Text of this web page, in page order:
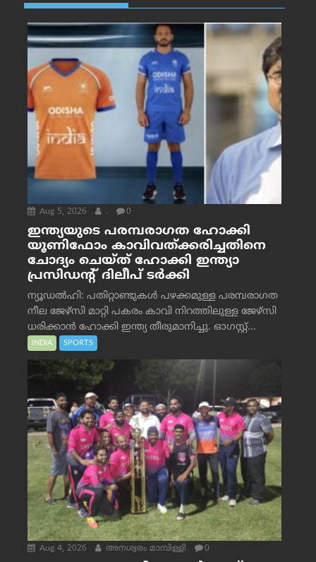
Aug 5, 2026 . 0
ഇന്ത്യയുടെ പരമ്പരാഗത ഹോക്കി
യൂണിഫോം കാവിവത്ക്കരിച്ചതിനെ
ചോദ്യം ചെയ്ത് ഹോക്കി ഇന്ത്യാ
പ്രസിഡന്റ് ദിലീപ് ടര്‍ക്കി
ന്യൂഡൽഹി: പതിറ്റാണ്ടുകൾ പഴക്കമുള്ള പരമ്പരാഗത
നീല ജേഴ്‌സി മാറ്റി പകരം കാവി നിറത്തിലുള്ള ജേഴ്‌സി
ധരിക്കാൻ ഹോക്കി ഇന്ത്യ തീരുമാനിച്ചു. ഓഗസ്റ്റ്...
INDIA SPORTS
Aug 4, 2026 അനശ്വരം മാമ്പിള്ളി 0